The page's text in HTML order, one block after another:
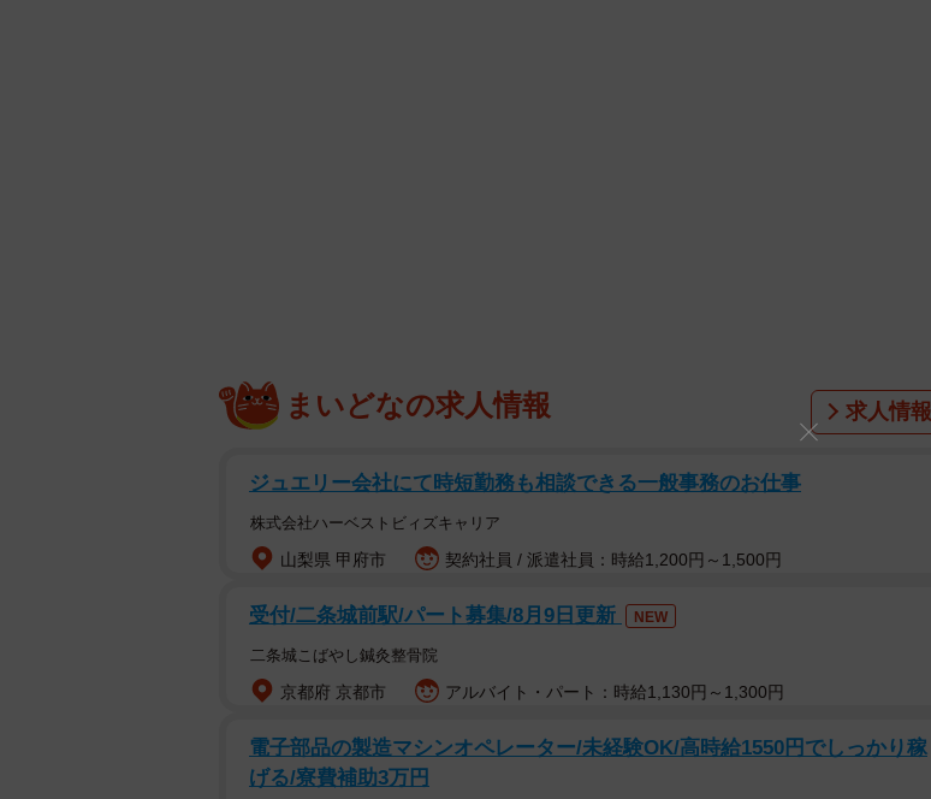
まいどなの求人情報 求人情
ジュエリー会社にて時短勤務も相談できる一般事務のお仕事
株式会社ハーベストビィズキャリア
山梨県 甲府市 契約社員 / 派遣社員：時給1,200円～1,500円
受付/二条城前駅/パート募集/8月9日更新 NEW
二条城こばやし鍼灸整骨院
京都府 京都市 アルバイト・パート：時給1,130円～1,300円
電子部品の製造マシンオペレーター/未経験OK/高時給1550円でしっかり稼
げる/寮費補助3万円